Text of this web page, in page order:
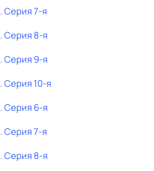
. Серия 7-я
. Серия 8-я
. Серия 9-я
. Серия 10-я
. Серия 6-я
. Серия 7-я
. Серия 8-я